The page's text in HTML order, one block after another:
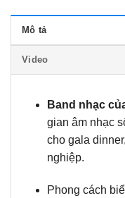
Mô tả
Video
Band nhạc
gian âm nhạc
cho gala
nghiệp.
Phong cách